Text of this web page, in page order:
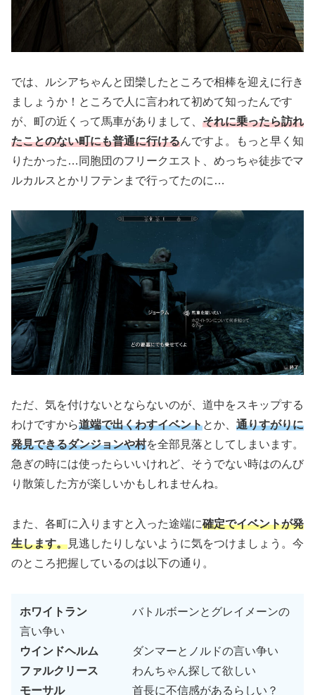
では、ルシアちゃんと団欒したところで相棒を迎えに行き
ましょうか！ところで人に言われて初めて知ったんです
が、町の近くって馬車がありまして、 それに乗ったら訪れ
たことのない町にも普通に行けるんですよ。もっと早く知
りたかった…同胞団のフリークエスト、めっちゃ徒歩でマ
ルカルスとかリフテンまで行ってたのに…
ただ、気を付けないとならないのが、道中をスキップする
わけですから道端で出くわすイベントとか、 通りすがりに
発見できるダンジョンや村を全部見落としてしまいます。
急ぎの時には使ったらいいけれど、そうでない時はのんび
り散策した方が楽しいかもしれませんね。
また、各町に入りますと入った途端に確定でイベントが発
生します。見逃したりしないように気をつけましょう。今
のところ把握しているのは以下の通り。
ホワイトラン バトルボーンとグレイメーンの
言い争い
ウインドヘルム ダンマーとノルドの言い争い
ファルクリース わんちゃん探して欲しい
モーサル
首長に不信感があるらしい？